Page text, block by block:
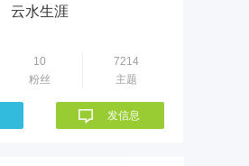
云水生涯
10
粉丝
7214
主题
发信息